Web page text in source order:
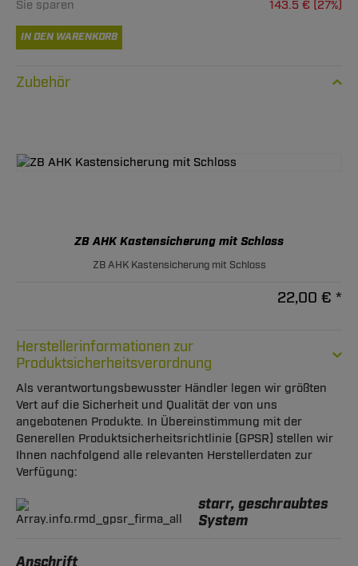
Sie sparen 143.5 € (27%)
IN DEN WARENKORB
Zubehör
ZB AHK Kastensicherung mit Schloss
ZB AHK Kastensicherung mit Schloss
22,00 € *
Herstellerinformationen zur
Produktsicherheitsverordnung
Als verantwortungsbewusster Händler legen wir größten
Vert auf die Sicherheit und Qualität der von uns
angebotenen Produkte. In Übereinstimmung mit der
Generellen Produktsicherheitsrichtlinie (GPSR) stellen wir
Ihnen nachfolgend alle relevanten Herstellerdaten zur
Verfügung:
starr, geschraubtes
System